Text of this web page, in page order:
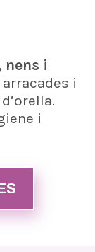
nens i
arracades i
i